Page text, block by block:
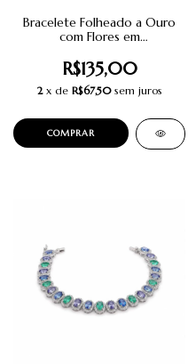
Bracelete Folheado a Ouro
com Flores em
R$135,00
2 x de R$67,50 sem juros